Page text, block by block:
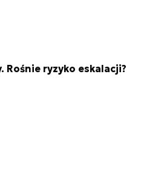
Rośnie ryzyko eskalacji?